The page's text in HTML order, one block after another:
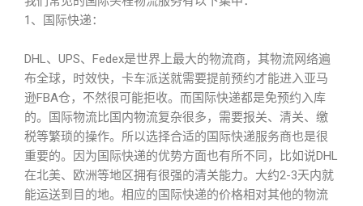
1、国际快递：
DHL、UPS、Fedex是世界上最大的物流商，其物流网络遍
布全球，时效快，卡车派送就需要提前预约才能进入亚马
逊FBA仓，不然很可能拒收。而国际快递都是免预约入库
的。国际物流比国内物流复杂很多，需要报关、清关、缴
税等繁琐的操作。所以选择合适的国际快递服务商也是很
重要的。因为国际快递的优势方面也有所不同，比如说DHL
在北美、欧洲等地区拥有很强的清关能力。大约2-3天内就
能运送到目的地。相应的国际快递的价格相对其他的物流